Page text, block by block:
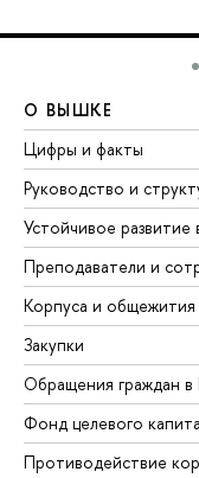
О ВЫШКЕ
Цифры и факты
Руководство и
Устойчивое
Преподаватели и
Корпуса и общежития
Закупки
Обращения граждан
Фонд целевого
Противодействие